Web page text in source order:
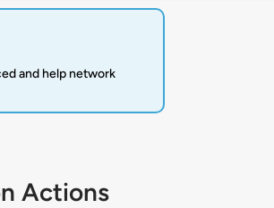
and help network
Actions